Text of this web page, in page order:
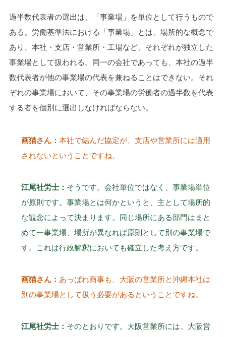
過半数代表者の選出は、「事業場」を単位として行うもので
ある。労働基準法における「事業場」とは、場所的な概念で
あり、本社・支店・営業所・工場など、それぞれが独立した
事業場として扱われる。同一の会社であっても、本社の過半
数代表者が他の事業場の代表を兼ねることはできない。それ
ぞれの事業場において、その事業場の労働者の過半数を代表
する者を個別に選出しなければならない。
画猫さん： 本社で結んだ協定が、支店や営業所には適用
されないということですね。
江尾社労士： そうです。会社単位ではなく、事業場単位
が原則です。事業場とは何かというと、主として場所的
な観念によって決まります。同じ場所にある部門はまと
めて一事業場、場所が異なれば原則として別の事業場で
す。これは行政解釈においても確立した考え方です。
画猫さん： あっぱれ商事も、大阪の営業所と沖縄本社は
別の事業場として扱う必要があるということですね。
江尾社労士： そのとおりです。大阪営業所には、大阪営